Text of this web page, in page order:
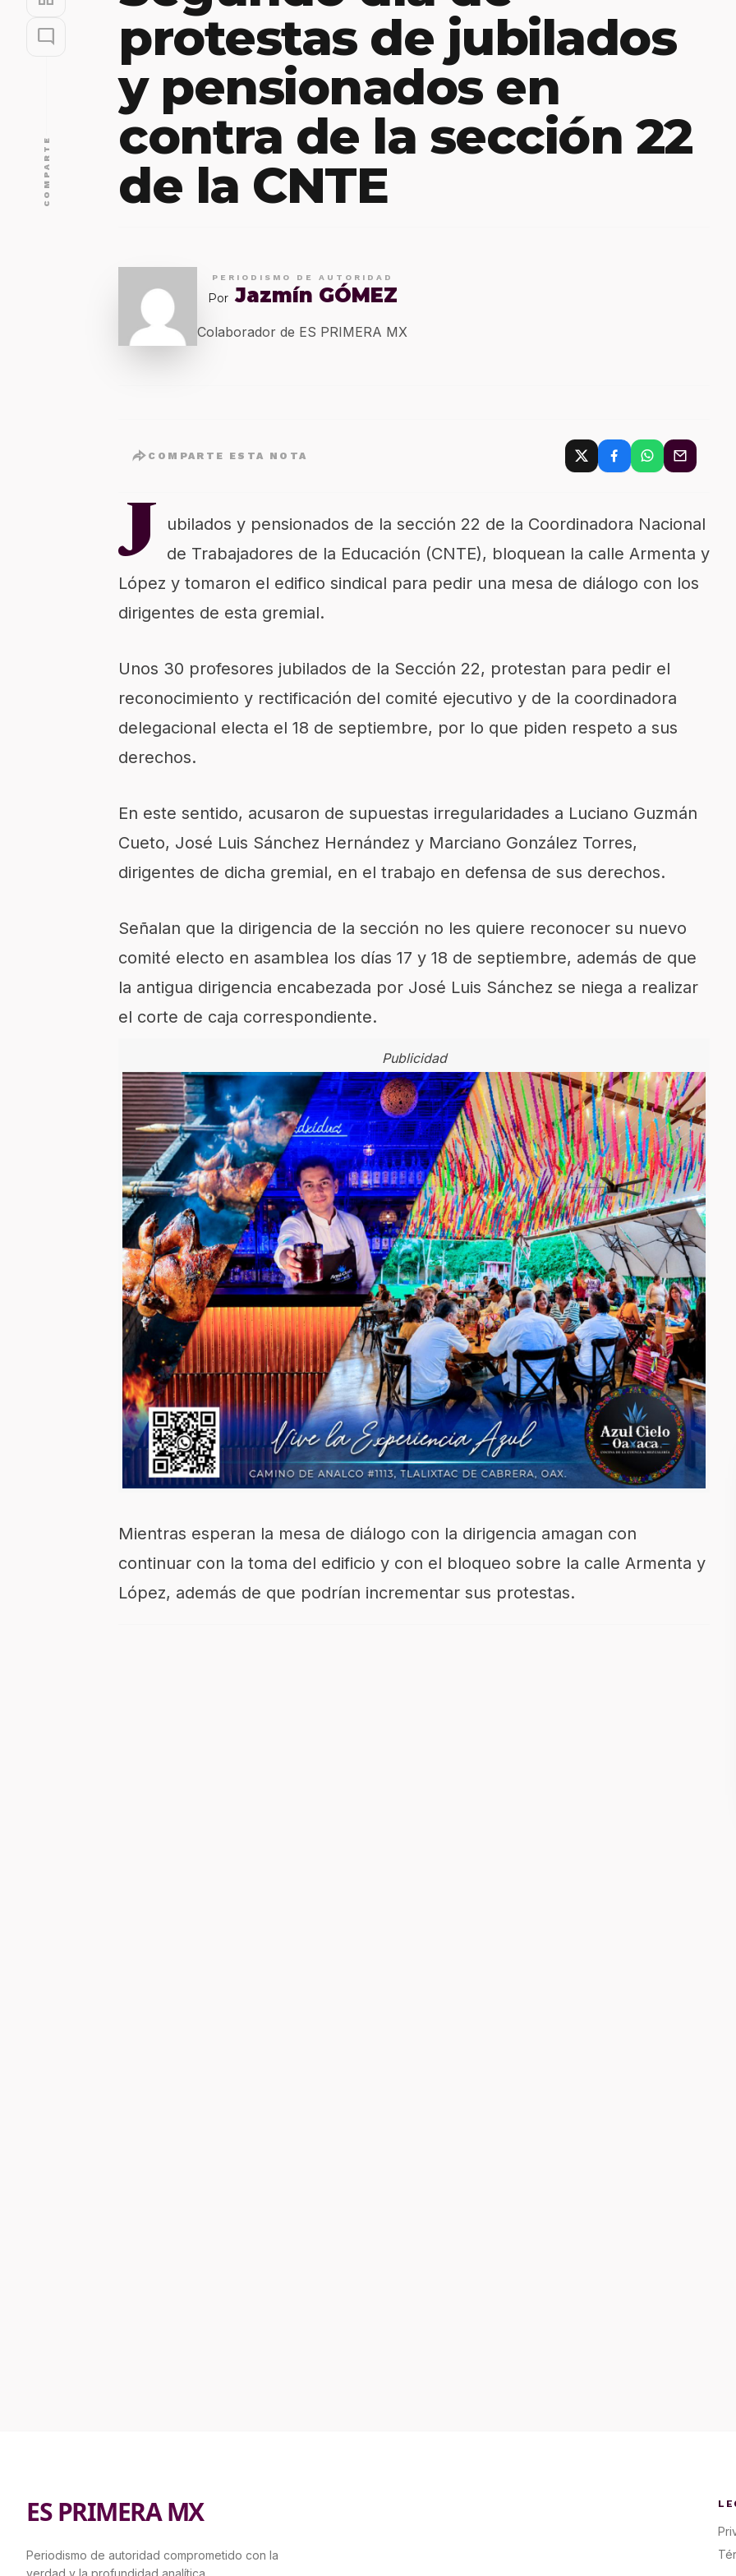
mode_comment
COMPARTE
protestas de jubilados
y pensionados en
contra de la sección 22
de la CNTE
PERIODISMO DE AUTORIDAD
Por Jazmín GÓMEZ
Colaborador de ES PRIMERA MX
COMPARTE ESTA NOTA
J
ubilados y pensionados de la sección 22 de la Coordinadora Nacional
de Trabajadores de la Educación (CNTE), bloquean la calle Armenta y
López y tomaron el edifico sindical para pedir una mesa de diálogo con los
dirigentes de esta gremial.
Unos 30 profesores jubilados de la Sección 22, protestan para pedir el
reconocimiento y rectificación del comité ejecutivo y de la coordinadora
delegacional electa el 18 de septiembre, por lo que piden respeto a sus
derechos.
En este sentido, acusaron de supuestas irregularidades a Luciano Guzmán
Cueto, José Luis Sánchez Hernández y Marciano González Torres,
dirigentes de dicha gremial, en el trabajo en defensa de sus derechos.
Señalan que la dirigencia de la sección no les quiere reconocer su nuevo
comité electo en asamblea los días 17 y 18 de septiembre, además de que
la antigua dirigencia encabezada por José Luis Sánchez se niega a realizar
el corte de caja correspondiente.
Publicidad
Mientras esperan la mesa de diálogo con la dirigencia amagan con
continuar con la toma del edificio y con el bloqueo sobre la calle Armenta y
López, además de que podrían incrementar sus protestas.
ES PRIMERA MX
Periodismo de autoridad comprometido con la
verdad y la profundidad analítica.